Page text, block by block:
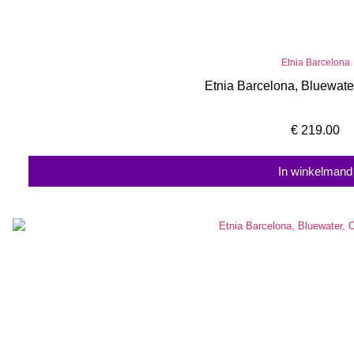
Etnia Barcelona
Etnia Barcelona,
€ 219.00
In winkelmand